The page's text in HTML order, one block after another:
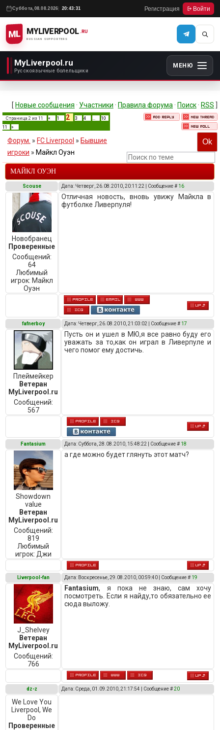
Суббота, 08.08.2026 20:43:31 Регистрация Войти
ML MYLIVERPOOL
RUSSIAN SUPPORTERS
.RU
MyLiverpool.ru
Русскоязычные болельщики
МЕНЮ
[ Новые сообщения · Участники · Правила форума · Поиск · RSS
Страница 2 из 11 « 1 2 3 4
10
11
»
Форум. » FC Liverpool » Бывшие
игроки » Майкл Оуэн
МАЙКЛ ОУЭН
Scouse Дата: Четверг, 26.08.2010, 20:11:22 | Сообщение # 16
Новобранец
Проверенные
Сообщений:
64
Любимый
игрок: Майкл
Оуэн
Отличная новость, вновь увижу Майкла в
футболке Ливерпуля!
fafnerboy Дата: Четверг, 26.08.2010, 21:03:02 | Сообщение # 17
Плеймейкер
Ветеран
MyLiverpool.ru
Сообщений:
567
Пусть он и ушел в МЮ,я все равно буду его
уважать за то,как он играл в Ливерпуле и
чего помог ему достичь.
Fantasium Дата: Суббота, 28.08.2010, 15:48:22 | Сообщение # 18
Showdown
value
Ветеран
MyLiverpool.ru
Сообщений:
819
Любимый
игрок: Джи
а где можно будет глянуть этот матч?
Liverpool-fan Дата: Воскресенье, 29.08.2010, 00:59:40 | Сообщение # 19
J_Shelvey
Ветеран
MyLiverpool.ru
Сообщений:
766
Fantasium, я пока не знаю, сам хочу
посмотреть. Если я найду,то обязательно ее
сюда выложу.
dz-z Дата: Среда, 01.09.2010, 21:17:54 | Сообщение #20
We Love You
Liverpool, We
Do
Проверенные